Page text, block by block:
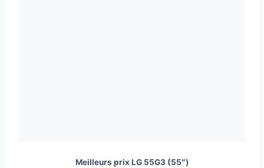
Meilleurs prix LG 55G3 (55″)